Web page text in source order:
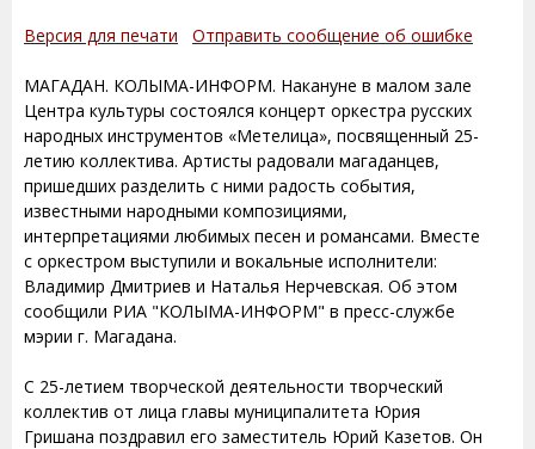
Версия для печати Отправить сообщение об ошибке
МАГАДАН. КОЛЫМА-ИНФОРМ. Накануне в малом зале
Центра культуры состоялся концерт оркестра русских
народных инструментов «Метелица», посвященный 25-
летию коллектива. Артисты радовали магаданцев,
пришедших разделить с ними радость события,
известными народными композициями,
интерпретациями любимых песен и романсами. Вместе
с оркестром выступили и вокальные исполнители:
Владимир Дмитриев и Наталья Нерчевская. Об этом
сообщили РИА "КОЛЫМА-ИНФОРМ" в пресс-службе
мэрии г. Магадана.
С 25-летием творческой деятельности творческий
коллектив от лица главы муниципалитета Юрия
Гришана поздравил его заместитель Юрий Казетов. Он